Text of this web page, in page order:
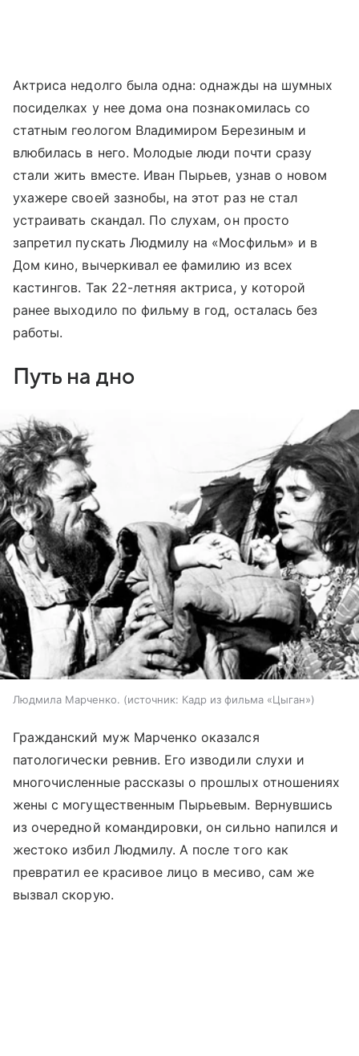
Актриса недолго была одна: однажды на шумных
посиделках у нее дома она познакомилась со
статным геологом Владимиром Березиным и
влюбилась в него. Молодые люди почти сразу
стали жить вместе. Иван Пырьев, узнав о новом
ухажере своей зазнобы, на этот раз не стал
устраивать скандал. По слухам, он просто
запретил пускать Людмилу на «Мосфильм» и в
Дом кино, вычеркивал ее фамилию из всех
кастингов. Так 22-летняя актриса, у которой
ранее выходило по фильму в год, осталась без
работы.
Путь на дно
Людмила Марченко. источник: Кадр из фильма «Цыган»
Гражданский муж Марченко оказался
патологически ревнив. Его изводили слухи и
многочисленные рассказы о прошлых отношениях
жены с могущественным Пырьевым. Вернувшись
из очередной командировки, он сильно напился и
жестоко избил Людмилу. А после того как
превратил ее красивое лицо в месиво, сам же
вызвал скорую.